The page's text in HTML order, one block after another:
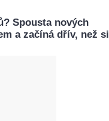
Spousta nových
a začíná dřív, než si